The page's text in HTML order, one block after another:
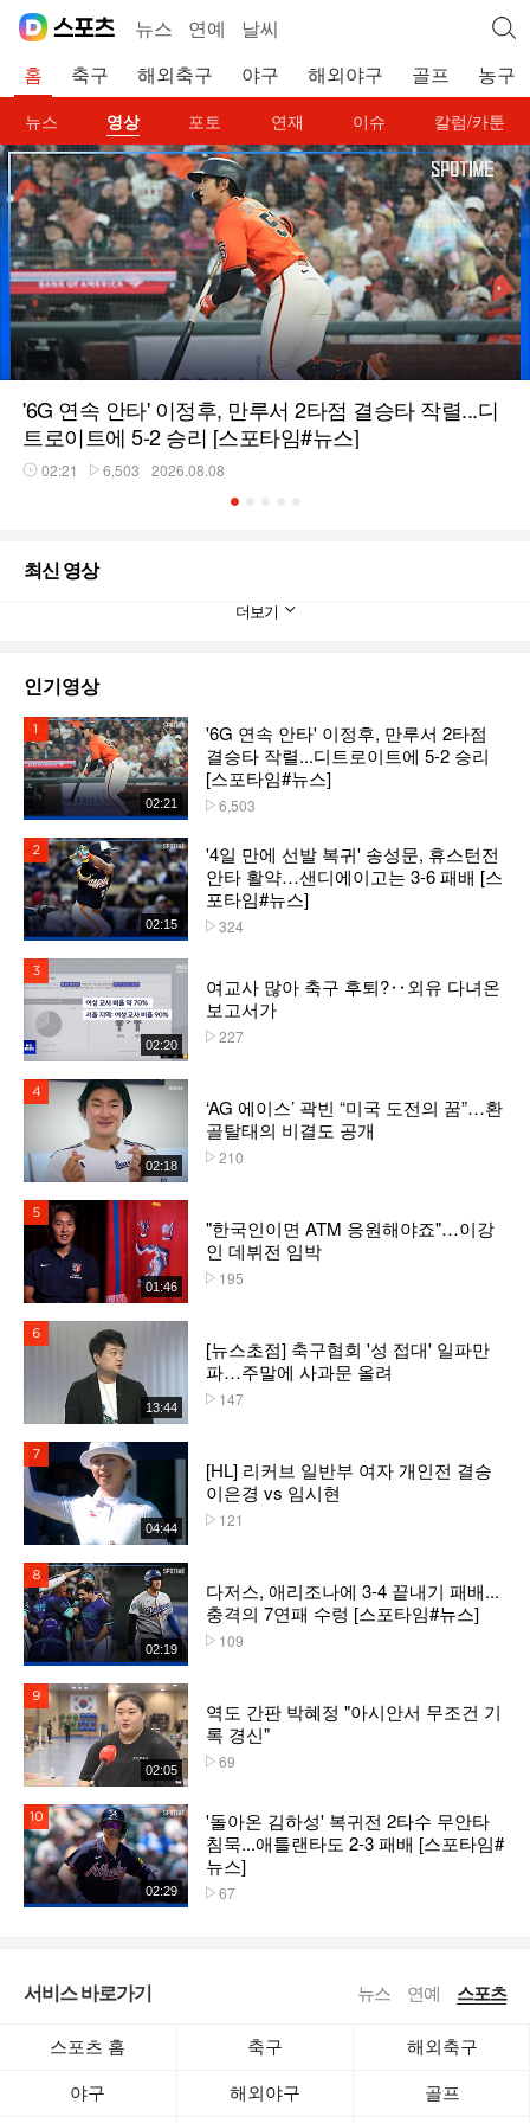
뉴스 연예 날씨
홈 축구 해외축구 야구 해외야구 골프 농구
뉴스 영상 포토 연재 이슈 칼럼/카툰
'6G 연속 안타' 이정후, 만루서 2타점 결승타 작렬...디
트로이트에 5-2 승리 [스포타임#뉴스]
02:21 6,503 2026.08.08
최신 영상
더보기
인기영상
02:21
'6G 연속 안타' 이정후, 만루서 2타점
결승타 작렬...디트로이트에 5-2 승리
[스포타임#뉴스]
6,503
02:15
'4일 만에 선발 복귀' 송성문, 휴스턴전
안타 활약…샌디에이고는 3-6 패배 [스
포타임#뉴스]
324
02:20
여교사 많아 축구 후퇴?‥외유 다녀온
보고서가
227
02:18
‘AG 에이스’ 곽빈 “미국 도전의 꿈”…환
골탈태의 비결도 공개
210
01:46
"한국인이면 ATM 응원해야죠"…이강
인 데뷔전 임박
195
13:44
[뉴스초점] 축구협회 '성 접대' 일파만
파…주말에 사과문 올려
147
04:44
[HL] 리커브 일반부 여자 개인전 결승
이은경 vs 임시현
121
02:19
다저스, 애리조나에 3-4 끝내기 패배...
충격의 7연패 수렁 [스포타임#뉴스]
109
02:05
역도 간판 박혜정 "아시안서 무조건 기
록 경신"
69
02:29
'돌아온 김하성' 복귀전 2타수 무안타
침묵...애틀랜타도 2-3 패배 [스포타임#
뉴스]
67
서비스 바로가기 뉴스 연예 스포츠
스포츠 홈 축구 해외축구
야구 해외야구 골프